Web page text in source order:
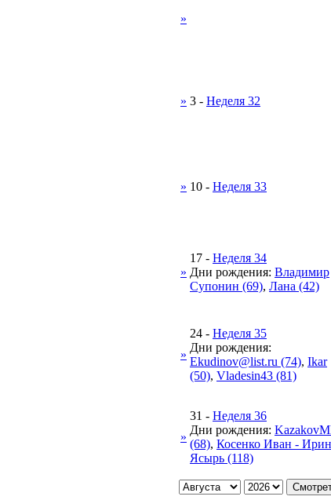
»
» 3 - Неделя 32
» 10 - Неделя 33
»
17 - Неделя 34
Дни рождения: Владимир
Супонин (69), Лана (42)
»
24 - Неделя 35
Дни рождения:
Ekudinov@list.ru (74), Ikar
(50), Vladesin43 (81)
»
31 - Неделя 36
Дни рождения:
(68), Косенко Иван -
Ясырь (118)